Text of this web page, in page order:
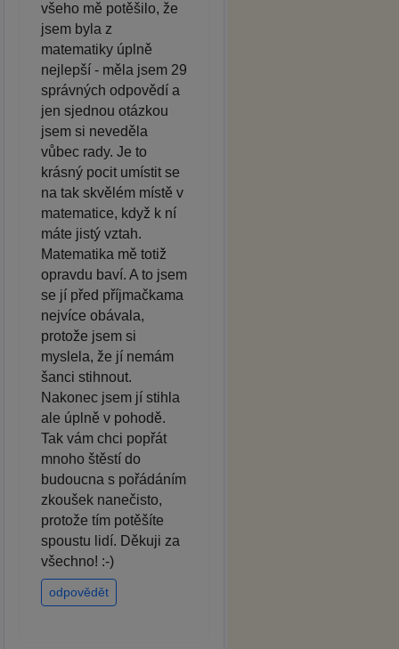
všeho mě potěšilo, že
jsem byla z
matematiky úplně
nejlepší - měla jsem 29
správných odpovědí a
jen sjednou otázkou
jsem si neveděla
vůbec rady. Je to
krásný pocit umístit se
na tak skvělém místě v
matematice, když k ní
máte jistý vztah.
Matematika mě totiž
opravdu baví. A to jsem
se jí před příjmačkama
nejvíce obávala,
protože jsem si
myslela, že jí nemám
šanci stihnout.
Nakonec jsem jí stihla
ale úplně v pohodě.
Tak vám chci popřát
mnoho štěstí do
budoucna s pořádáním
zkoušek nanečisto,
protože tím potěšíte
spoustu lidí. Děkuji za
všechno! :-)
odpovědět